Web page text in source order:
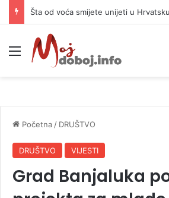
Meni
Početna / DRUŠTVO
DRUŠTVO VIJESTI
Grad Banjaluka